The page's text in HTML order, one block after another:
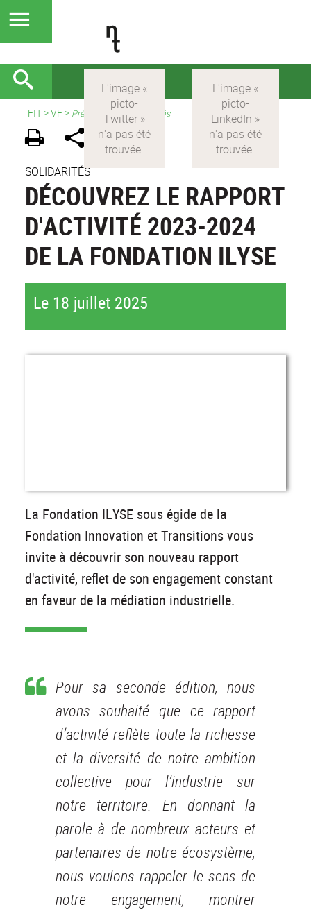
FIT>VF> Présentation et actualités
SOLIDARITÉS
DÉCOUVREZ LE RAPPORT
D'ACTIVITÉ 2023-2024
DE LA FONDATION ILYSE
Le 18 juillet 2025
La Fondation ILYSE sous égide de la
Fondation Innovation et Transitions vous
invite à découvrir son nouveau rapport
d'activité, reflet de son engagement constant
en faveur de la médiation industrielle.
Pour sa seconde édition, nous
avons souhaité que ce rapport
d’activité reflète toute la richesse
et la diversité de notre ambition
collective pour l’industrie sur
notre territoire. En donnant la
parole à de nombreux acteurs et
partenaires de notre écosystème,
nous voulons rappeler le sens de
notre engagement, montrer